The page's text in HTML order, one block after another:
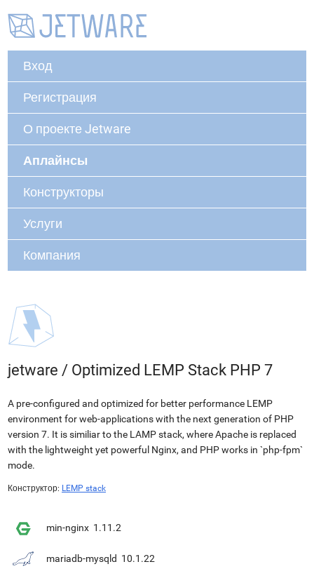
Вход
Регистрация
О проекте Jetware
Аплайнсы
Конструкторы
Услуги
Компания
jetware / Optimized LEMP Stack PHP 7
A pre-configured and optimized for better performance LEMP
environment for web-applications with the next generation of PHP
version 7. It is similiar to the LAMP stack, where Apache is replaced
with the lightweight yet powerful Nginx, and PHP works in `php-fpm`
mode.
Конструктор: LEMP stack
min-nginx 1.11.2
mariadb-mysqld 10.1.22